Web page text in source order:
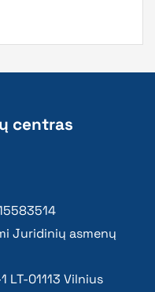
centras
Juridinių asmenų
LT-01113 Vilnius